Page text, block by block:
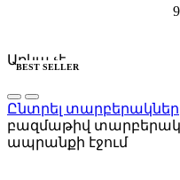
BEST SELLER
Առկա չէ
Ընտրել տարբերակներ
բազմաթիվ
ապրանքի էջում